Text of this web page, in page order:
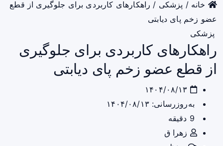
خانه / پزشکی / راهکارهای کاربردی برای جلوگیری از قطع
عضو زخم پای دیابتی
پزشکی
راهکارهای کاربردی برای جلوگیری
از قطع عضو زخم پای دیابتی
به‌روزرسانی: ۱۴۰۴/۰۸/۱۳
زهرا ق